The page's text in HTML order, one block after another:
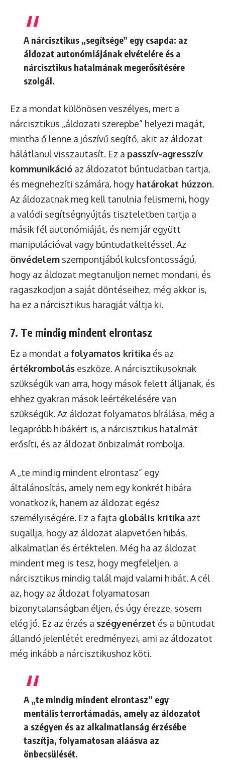
A nárcisztikus „segítsége” egy csapda: az
áldozat autonómiájának elvételére és a
nárcisztikus hatalmának megerősítésére
szolgál.
Ez a mondat különösen veszélyes, mert a
nárcisztikus „áldozati szerepbe” helyezi magát,
mintha ő lenne a jószívű segítő, akit az áldozat
hálátlanul visszautasít. Ez a passzív-agresszív
kommunikáció az áldozatot bűntudatban tartja,
és megnehezíti számára, hogy határokat húzzon.
Az áldozatnak meg kell tanulnia felismerni, hogy
a valódi segítségnyújtás tiszteletben tartja a
másik fél autonómiáját, és nem jár együtt
manipulációval vagy bűntudatkeltéssel. Az
önvédelem szempontjából kulcsfontosságú,
hogy az áldozat megtanuljon nemet mondani, és
ragaszkodjon a saját döntéseihez, még akkor is,
ha ez a nárcisztikus haragját váltja ki.
7. Te mindig mindent elrontasz
Ez a mondat a folyamatos kritika és az
értékrombolás eszköze. A nárcisztikusoknak
szükségük van arra, hogy mások felett álljanak, és
ehhez gyakran mások leértékelésére van
szükségük. Az áldozat folyamatos bírálása, még a
legapróbb hibákért is, a nárcisztikus hatalmát
erősíti, és az áldozat önbizalmát rombolja.
A „te mindig mindent elrontasz” egy
általánosítás, amely nem egy konkrét hibára
vonatkozik, hanem az áldozat egész
személyiségére. Ez a fajta globális kritika azt
sugallja, hogy az áldozat alapvetően hibás,
alkalmatlan és értéktelen. Még ha az áldozat
mindent meg is tesz, hogy megfeleljen, a
nárcisztikus mindig talál majd valami hibát. A cél
az, hogy az áldozat folyamatosan
bizonytalanságban éljen, és úgy érezze, sosem
elég jó. Ez az érzés a szégyenérzet és a bűntudat
állandó jelenlétét eredményezi, ami az áldozatot
még inkább a nárcisztikushoz köti.
A „te mindig mindent elrontasz” egy
mentális terrortámadás, amely az áldozatot
a szégyen és az alkalmatlanság érzésébe
taszítja, folyamatosan aláásva az
önbecsülését.